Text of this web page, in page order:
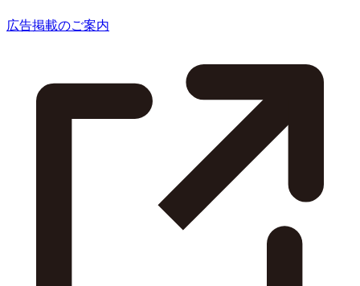
広告掲載のご案内